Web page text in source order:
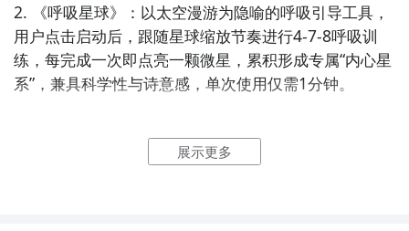
2. 《呼吸星球》：以太空漫游为隐喻的呼吸引导工具，
用户点击启动后，跟随星球缩放节奏进行4-7-8呼吸训
练，每完成一次即点亮一颗微星，累积形成专属“内心星
系”，兼具科学性与诗意感，单次使用仅需1分钟。
统纸鹤折法动画教程，每步操作对应轻柔音效与触觉反
展示更多